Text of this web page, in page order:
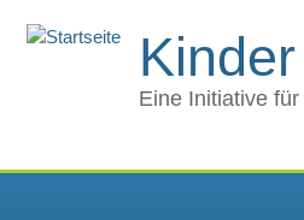
Eine Initiative